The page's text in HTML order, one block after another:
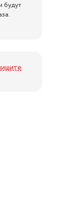
будут